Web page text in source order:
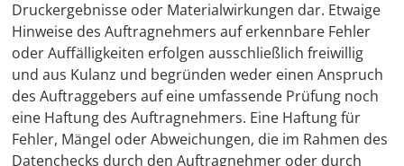
Druckergebnisse oder Materialwirkungen dar. Etwaige
Hinweise des Auftragnehmers auf erkennbare Fehler
oder Auffälligkeiten erfolgen ausschließlich freiwillig
und aus Kulanz und begründen weder einen Anspruch
des Auftraggebers auf eine umfassende Prüfung noch
eine Haftung des Auftragnehmers. Eine Haftung für
Fehler, Mängel oder Abweichungen, die im Rahmen des
Datenchecks durch den Auftragnehmer oder durch